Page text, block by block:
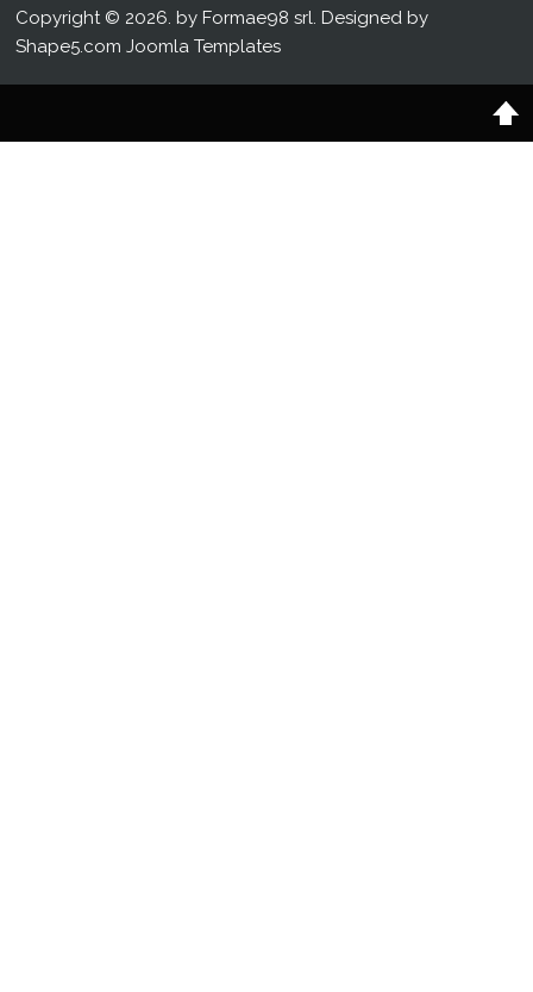
Copyright © 2026. by Formae98 srl. Designed by
Shape5.comJoomla Templates